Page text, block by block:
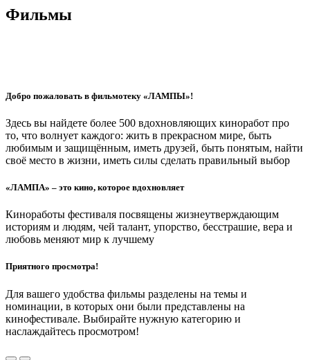
Фильмы
Добро пожаловать в фильмотеку «ЛАМПЫ»!
Здесь вы найдете более 500 вдохновляющих киноработ про
то, что волнует каждого: жить в прекрасном мире, быть
любимым и защищённым, иметь друзей, быть понятым, найти
своё место в жизни, иметь силы сделать правильный выбор
«ЛАМПА» – это кино, которое вдохновляет
Киноработы фестиваля посвящены жизнеутверждающим
историям и людям, чей талант, упорство, бесстрашие, вера и
любовь меняют мир к лучшему
Приятного просмотра!
Для вашего удобства фильмы разделены на темы и
номинации, в которых они были представлены на
кинофестивале. Выбирайте нужную категорию и
наслаждайтесь просмотром!